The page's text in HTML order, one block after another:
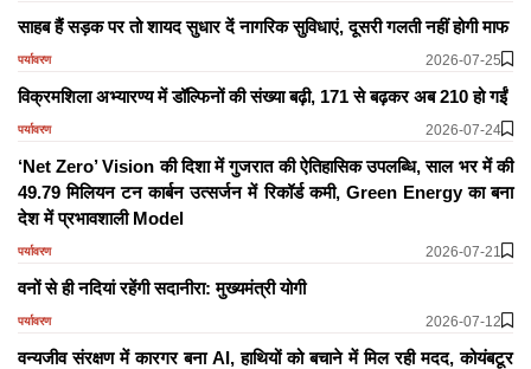
साहब हैं सड़क पर तो शायद सुधार दें नागरिक सुविधाएं, दूसरी गलती नहीं होगी माफ
पर्यावरण 2026-07-25
विक्रमशिला अभ्यारण्य में डॉल्फिनों की संख्या बढ़ी, 171 से बढ़कर अब 210 हो गईं
पर्यावरण 2026-07-24
‘Net Zero’ Vision की दिशा में गुजरात की ऐतिहासिक उपलब्धि, साल भर में की
49.79 मिलियन टन कार्बन उत्सर्जन में रिकॉर्ड कमी, Green Energy का बना
देश में प्रभावशाली Model
पर्यावरण 2026-07-21
वनों से ही नदियां रहेंगी सदानीरा: मुख्यमंत्री योगी
पर्यावरण 2026-07-12
वन्यजीव संरक्षण में कारगर बना AI, हाथियों को बचाने में मिल रही मदद, कोयंबटूर